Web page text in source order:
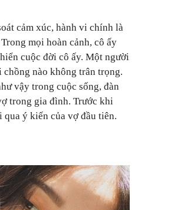
cảm xúc, hành vi chính là
mọi hoàn cảnh, cô ấy
cuộc đời cô ấy. Một người
chồng nào không trân trọng.
vậy trong cuộc sống, đàn
trong gia đình. Trước khi
ý kiến của vợ đầu tiên.